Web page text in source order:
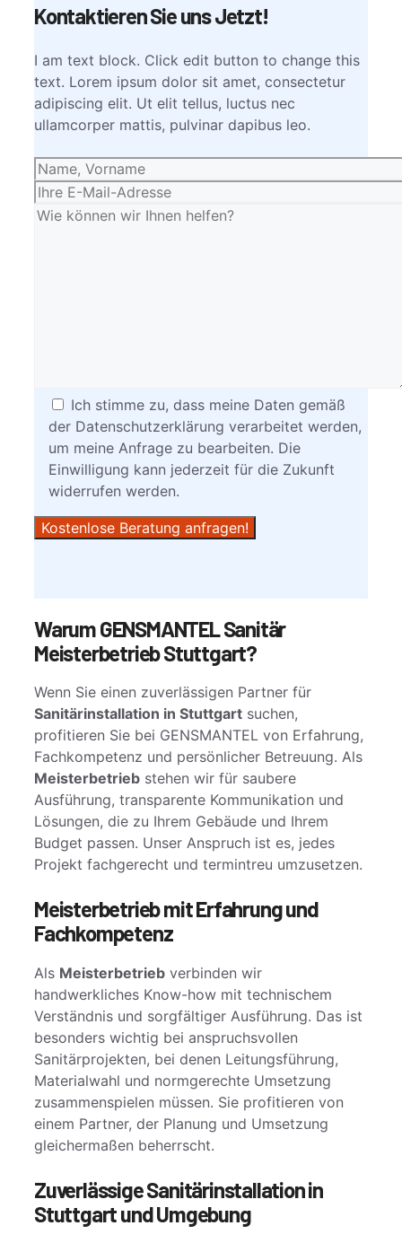
Kontaktieren Sie uns Jetzt!
I am text block. Click edit button to change this
text. Lorem ipsum dolor sit amet, consectetur
adipiscing elit. Ut elit tellus, luctus nec
ullamcorper mattis, pulvinar dapibus leo.
Ich stimme zu, dass meine Daten gemäß
der Datenschutzerklärung verarbeitet werden,
um meine Anfrage zu bearbeiten. Die
Einwilligung kann jederzeit für die Zukunft
widerrufen werden.
Warum GENSMANTEL Sanitär
Meisterbetrieb Stuttgart?
Wenn Sie einen zuverlässigen Partner für
Sanitärinstallation in Stuttgart suchen,
profitieren Sie bei GENSMANTEL von Erfahrung,
Fachkompetenz und persönlicher Betreuung. Als
Meisterbetrieb stehen wir für saubere
Ausführung, transparente Kommunikation und
Lösungen, die zu Ihrem Gebäude und Ihrem
Budget passen. Unser Anspruch ist es, jedes
Projekt fachgerecht und termintreu umzusetzen.
Meisterbetrieb mit Erfahrung und
Fachkompetenz
Als Meisterbetrieb verbinden wir
handwerkliches Know-how mit technischem
Verständnis und sorgfältiger Ausführung. Das ist
besonders wichtig bei anspruchsvollen
Sanitärprojekten, bei denen Leitungsführung,
Materialwahl und normgerechte Umsetzung
zusammenspielen müssen. Sie profitieren von
einem Partner, der Planung und Umsetzung
gleichermaßen beherrscht.
Zuverlässige Sanitärinstallation in
Stuttgart und Umgebung